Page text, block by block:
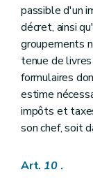
passible d'un
décret, ainsi
groupements
tenue de
formulaires
estime
impôts et
son chef, soit
Art. 10.